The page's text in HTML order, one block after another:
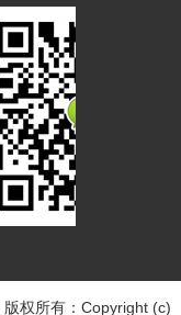
版权所有：Copyright (c)